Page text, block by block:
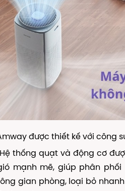
được thiết kế với công
thống quạt và động cơ
mạnh mẽ, giúp phân phối
gian phòng, loại bỏ